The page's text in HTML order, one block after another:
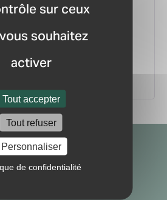
sur ceux
souhaitez
activer
Tout accepter
Tout refuser
Personnaliser
de confidentialité
pour ne manquer aucune
nouveauté du marché.